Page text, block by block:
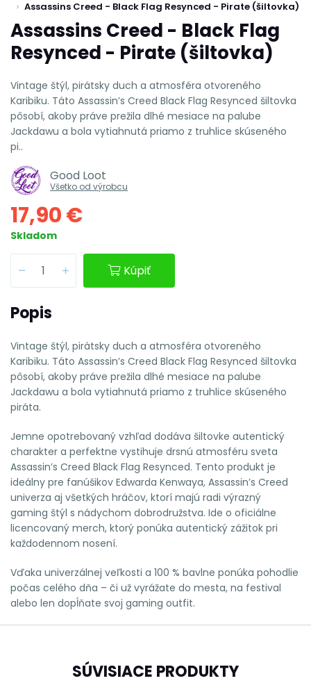
Assassins Creed - Black Flag Resynced - Pirate (šiltovka)
Assassins Creed - Black Flag
Resynced - Pirate (šiltovka)
Vintage štýl, pirátsky duch a atmosféra otvoreného
Karibiku. Táto Assassin’s Creed Black Flag Resynced šiltovka
pôsobí, akoby práve prežila dlhé mesiace na palube
Jackdawu a bola vytiahnutá priamo z truhlice skúseného
pi..
Good Loot
Všetko od výrobcu
17,90 €
Skladom
Kúpiť
Popis
Vintage štýl, pirátsky duch a atmosféra otvoreného
Karibiku. Táto Assassin’s Creed Black Flag Resynced šiltovka
pôsobí, akoby práve prežila dlhé mesiace na palube
Jackdawu a bola vytiahnutá priamo z truhlice skúseného
piráta.
Jemne opotrebovaný vzhľad dodáva šiltovke autentický
charakter a perfektne vystihuje drsnú atmosféru sveta
Assassin’s Creed Black Flag Resynced. Tento produkt je
ideálny pre fanúšikov Edwarda Kenwaya, Assassin’s Creed
univerza aj všetkých hráčov, ktorí majú radi výrazný
gaming štýl s nádychom dobrodružstva. Ide o oficiálne
licencovaný merch, ktorý ponúka autentický zážitok pri
každodennom nosení.
Vďaka univerzálnej veľkosti a 100 % bavlne ponúka pohodlie
počas celého dňa – či už vyrážate do mesta, na festival
alebo len dopĺňate svoj gaming outfit.
SÚVISIACE PRODUKTY